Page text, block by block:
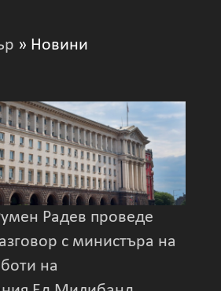
» Новини
Радев проведе
с министъра на
на